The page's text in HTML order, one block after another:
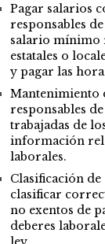
Pagar salarios
responsables
salario mínimo
estatales o
y pagar las
Mantenimiento
responsables
trabajadas de
información
laborales.
Clasificación
clasificar
no exentos de
deberes